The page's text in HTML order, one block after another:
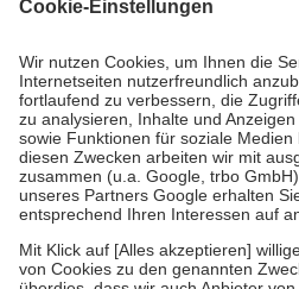
höchstens zehn Euro.
Es sind jedoch
Kosten der Leistung zu entrichten.
Diese Regeln gelten grundsätzlich
Bei Heilmitteln und häuslicher
Zuzahlung zehn Prozent der Kosten
Verordnung.
Um das Engagement der Versicherten
stärken und die besondere Stellung
fallenkeine Zuzahlungenan bei:
• Kindern und Jugendlichen bis zum